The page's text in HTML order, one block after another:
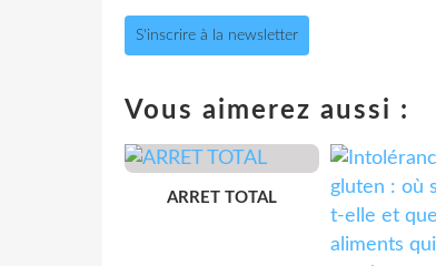
S'inscrire à la newsletter
Vous aimerez aussi :
ARRET TOTAL